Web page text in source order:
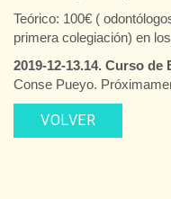
Teórico: 100€ (
primera colegiación) en
2019-12-13.14. Curso de
Conse Pueyo.
VOLVER